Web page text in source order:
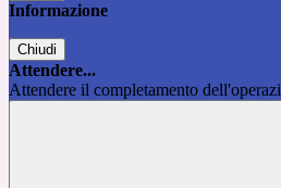
Informazione
Chiudi
Attendere...
Attendere il completamento